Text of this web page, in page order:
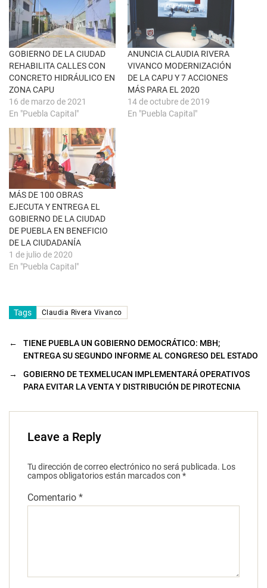
n
u
n
a
v
e
n
t
a
n
a
n
u
v
)
c
e
b
o
o
k
(
S
e
r
e
n
a
v
e
n
t
a
n
a
n
u
e
v
a
)
GOBIERNO DE LA CIUDAD
REHABILITA CALLES CON
CONCRETO HIDRÁULICO EN
ZONA CAPU
16 de marzo de 2021
En "Puebla Capital"
ANUNCIA CLAUDIA RIVERA
VIVANCO MODERNIZACIÓN
DE LA CAPU Y 7 ACCIONES
MÁS PARA EL 2020
14 de octubre de 2019
En "Puebla Capital"
MÁS DE 100 OBRAS
EJECUTA Y ENTREGA EL
GOBIERNO DE LA CIUDAD
DE PUEBLA EN BENEFICIO
DE LA CIUDADANÍA
1 de julio de 2020
En "Puebla Capital"
Tags Claudia Rivera Vivanco
←
TIENE PUEBLA UN GOBIERNO DEMOCRÁTICO: MBH;
ENTREGA SU SEGUNDO INFORME AL CONGRESO DEL ESTADO
→
GOBIERNO DE TEXMELUCAN IMPLEMENTARÁ OPERATIVOS
PARA EVITAR LA VENTA Y DISTRIBUCIÓN DE PIROTECNIA
Leave a Reply
Tu dirección de correo electrónico no será publicada. Los
campos obligatorios están marcados con *
Comentario *